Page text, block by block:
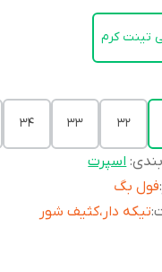
تینت کرم
32
33
34
:اسپرت
:فول بگ
:تیکه دار،کثیف شور